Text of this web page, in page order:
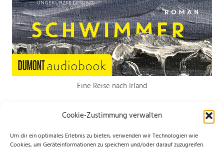
Cookie-Zustimmung verwalten
Um dir ein optimales Erlebnis zu bieten, verwenden wir Technologien wie
Cookies, um Geräteinformationen zu speichern und/oder darauf zuzugreifen.
Eine Reise nach Irland